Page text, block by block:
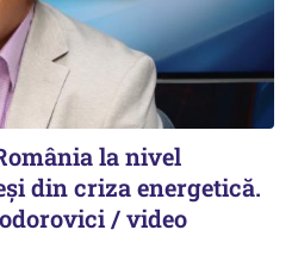
la nivel
din criza energetică.
/ video